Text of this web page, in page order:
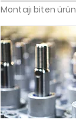
Montajı biten